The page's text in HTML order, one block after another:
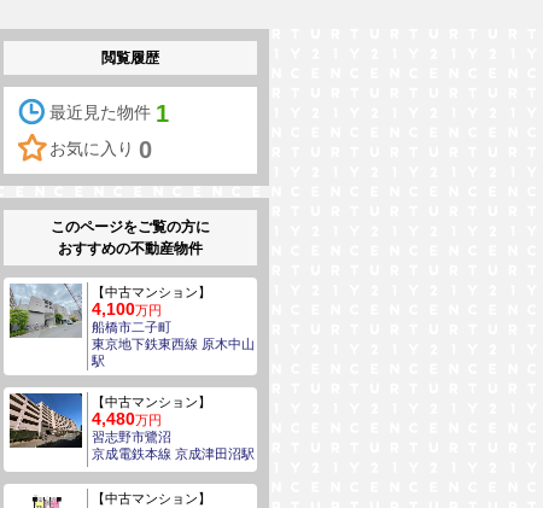
閲覧履歴
最近見た物件 1
お気に入り 0
このページをご覧の方に
おすすめの不動産物件
【中古マンション】
4,100万円
船橋市二子町
東京地下鉄東西線 原木中山
駅
【中古マンション】
4,480万円
習志野市鷺沼
京成電鉄本線 京成津田沼駅
【中古マンション】